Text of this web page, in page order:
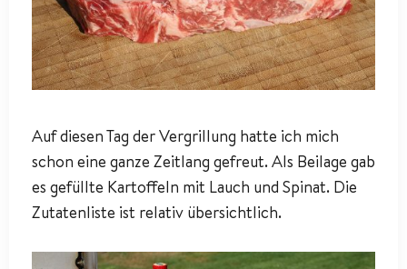
Auf diesen Tag der Vergrillung hatte ich mich
schon eine ganze Zeitlang gefreut. Als Beilage gab
es gefüllte Kartoffeln mit Lauch und Spinat. Die
Zutatenliste ist relativ übersichtlich.